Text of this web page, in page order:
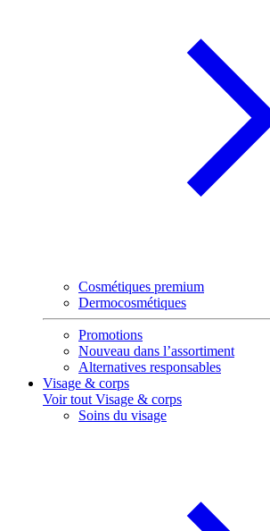
Cosmétiques premium
Dermocosmétiques
Promotions
Nouveau dans l’assortiment
Alternatives responsables
Visage & corps
Voir tout Visage & corps
Soins du visage